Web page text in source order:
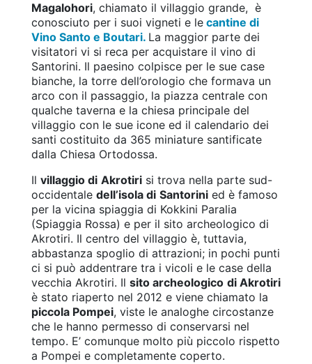
Magalohori, chiamato il villaggio grande, è
conosciuto per i suoi vigneti e le cantine di
Vino Santo e Boutari. La maggior parte dei
visitatori vi si reca per acquistare il vino di
Santorini. Il paesino colpisce per le sue case
bianche, la torre dell’orologio che formava un
arco con il passaggio, la piazza centrale con
qualche taverna e la chiesa principale del
villaggio con le sue icone ed il calendario dei
santi costituito da 365 miniature santificate
dalla Chiesa Ortodossa.
Il villaggio di Akrotiri si trova nella parte sud-
occidentale dell’isola di Santorini ed è famoso
per la vicina spiaggia di Kokkini Paralia
(Spiaggia Rossa) e per il sito archeologico di
Akrotiri. Il centro del villaggio è, tuttavia,
abbastanza spoglio di attrazioni; in pochi punti
ci si può addentrare tra i vicoli e le case della
vecchia Akrotiri. Il sito archeologico di Akrotiri
è stato riaperto nel 2012 e viene chiamato la
piccola Pompei, viste le analoghe circostanze
che le hanno permesso di conservarsi nel
tempo. E’ comunque molto più piccolo rispetto
a Pompei e completamente coperto.